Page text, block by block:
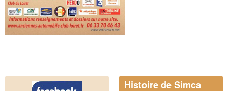
Histoire de Simca